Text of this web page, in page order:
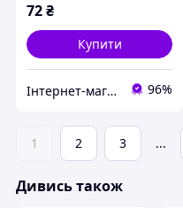
72₴
Купити
Інтернет-магазин "Техно вовки" 96%
1 2 3 ...
Дивись також